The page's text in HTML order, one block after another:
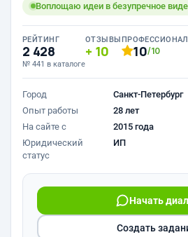
Воплощаю идеи в безупречное
РЕЙТИНГ
2 428
№ 441 в каталоге
ОТЗЫВЫ
10 10/10
Город
Санкт-Петербург
Опыт работы
28 лет
На сайте с
2015 года
Юридический
статус
ИП
Начать
Создать